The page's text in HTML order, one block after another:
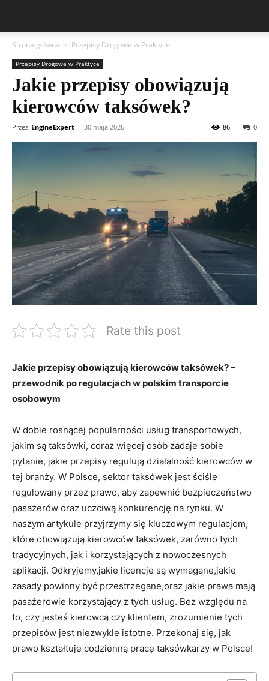
Strona główna Przepisy Drogowe w Praktyce
Przepisy Drogowe w Praktyce
Jakie przepisy obowiązują
kierowców taksówek?
Przez EngineExpert - 30 maja 2026 0
86
Rate this post
Jakie przepisy obowiązują kierowców taksówek? –
przewodnik po regulacjach w polskim transporcie
osobowym
W dobie rosnącej popularności usług transportowych,
jakim są taksówki, coraz więcej osób zadaje sobie
pytanie, jakie przepisy regulują działalność kierowców w
tej branży. W Polsce, sektor taksówek jest ściśle
regulowany przez prawo, aby zapewnić bezpieczeństwo
pasażerów oraz uczciwą konkurencję na rynku. W
naszym artykule przyjrzymy się kluczowym regulacjom,
które obowiązują kierowców taksówek, zarówno tych
tradycyjnych, jak i korzystających z nowoczesnych
aplikacji. Odkryjemy,jakie licencje są wymagane,jakie
zasady powinny być przestrzegane,oraz jakie prawa mają
pasażerowie korzystający z tych usług. Bez względu na
to, czy jesteś kierowcą czy klientem, zrozumienie tych
przepisów jest niezwykle istotne. Przekonaj się, jak
prawo kształtuje codzienną pracę taksówkarzy w Polsce!